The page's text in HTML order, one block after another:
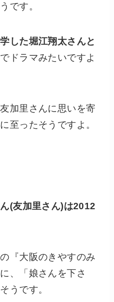
です。
した堀江翔太さんと
ドラマみたいですよ
加里さんに思いを寄
至ったそうですよ。
(友加里さん)は2012
『大阪のきやすのみ
、「娘さんを下さ
うです。